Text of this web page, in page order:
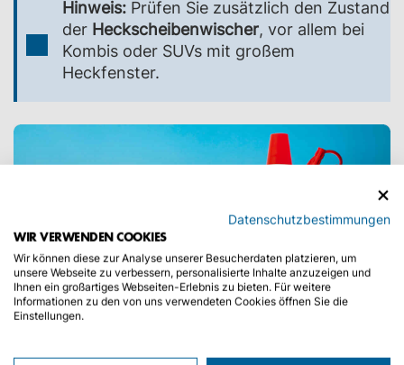
Hinweis: Prüfen Sie zusätzlich den Zustand
der Heckscheibenwischer, vor allem bei
Kombis oder SUVs mit großem
Heckfenster.
Datenschutzbestimmungen
WIR VERWENDEN COOKIES
Wir können diese zur Analyse unserer Besucherdaten platzieren, um
unsere Webseite zu verbessern, personalisierte Inhalte anzuzeigen und
Ihnen ein großartiges Webseiten-Erlebnis zu bieten. Für weitere
Informationen zu den von uns verwendeten Cookies öffnen Sie die
Einstellungen.